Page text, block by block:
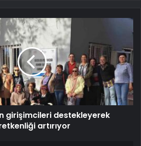
girişimcileri destekleyerek
artırıyor